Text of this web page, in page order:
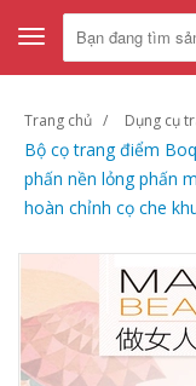
Toggle
navigation
Trang chủ Dụng cụ
Bộ cọ trang điểm
phấn nền lỏng phấn
hoàn chỉnh cọ che